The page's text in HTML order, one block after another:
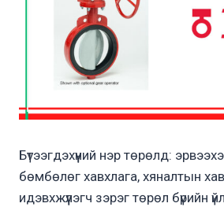
Бүтээгдэхүүний нэр төрөлд:
бөмбөлөг хавхлага, хяналтын
идэвхжүүлэгч зэрэг төрөл бүрийн